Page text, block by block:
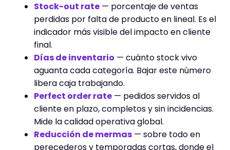
Stock-out rate — porcentaje de ventas
perdidas por falta de producto en lineal. Es el
indicador más visible del impacto en cliente
final.
Días de inventario — cuánto stock vivo
aguanta cada categoría. Bajar este número
libera caja trabajando.
Perfect order rate — pedidos servidos al
cliente en plazo, completos y sin incidencias.
Mide la calidad operativa global.
Reducción de mermas — sobre todo en
perecederos y temporadas cortas, donde el